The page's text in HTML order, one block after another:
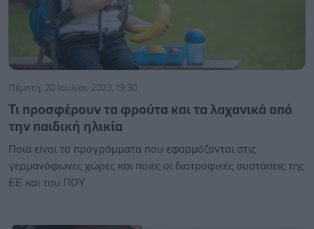
Πέμπτη, 20 Ιουλίου 2023, 19:30
Τι προσφέρουν τα φρούτα και τα λαχανικά από
την παιδική ηλικία
Ποια είναι τα προγράμματα που εφαρμόζονται στις
γερμανόφωνες χώρες και ποιες οι διατροφικές συστάσεις της
ΕΕ και του ΠΟΥ.